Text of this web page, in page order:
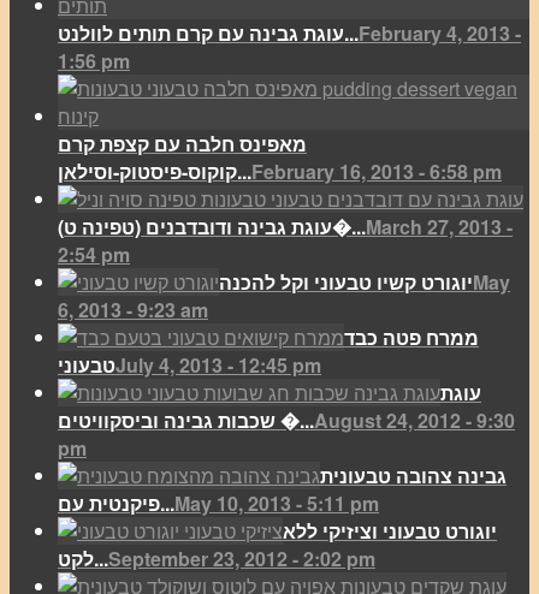
עוגת גבינה עם קרם תותים לוולנט...February 4, 2013 -
1:56 pm
מאפינס חלבה עם קצפת קרם
קוקוס-פיסטוק-וסילאן...February 16, 2013 - 6:58 pm
(עוגת גבינה ודובדבנים (טפינה ט�...March 27, 2013 -
2:54 pm
יוגורט קשיו טבעוני וקל להכנהMay
6, 2013 - 9:23 am
ממרח פטה כבד
טבעוניJuly 4, 2013 - 12:45 pm
עוגת
שכבות גבינה וביסקוויטים �...August 24, 2012 - 9:30
pm
גבינה צהובה טבעונית
פיקנטית עם...May 10, 2013 - 5:11 pm
יוגורט טבעוני וציזיקי ללא
לקט...September 23, 2012 - 2:02 pm